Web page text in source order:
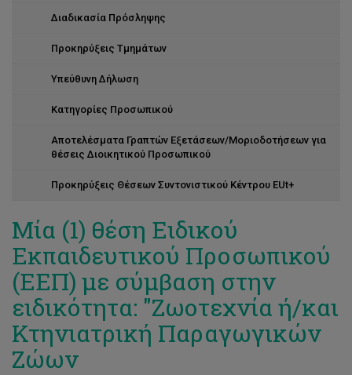
Διαδικασία Πρόσληψης
Προκηρύξεις Τμημάτων
Υπεύθυνη Δήλωση
Κατηγορίες Προσωπικού
Αποτελέσματα Γραπτών Εξετάσεων/Μοριοδοτήσεων για
θέσεις Διοικητικού Προσωπικού
Προκηρύξεις Θέσεων Συντονιστικού Κέντρου EUt+
Μία (1) θέση Ειδικού
Εκπαιδευτικού Προσωπικού
(ΕΕΠ) με σύμβαση στην
ειδικότητα: "Ζωοτεχνία ή/και
Κτηνιατρική Παραγωγικών
Ζώων